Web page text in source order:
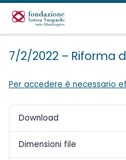
Passa al contenuto
7/2/2022 – Riforma
Per accedere è necessario
Download
Dimensioni file